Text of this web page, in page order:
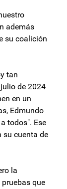
además
su coalición
tan
de 2024
en un
Edmundo
todos". Ese
su cuenta de
la
que